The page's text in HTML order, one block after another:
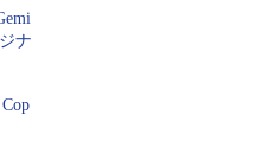
ナ